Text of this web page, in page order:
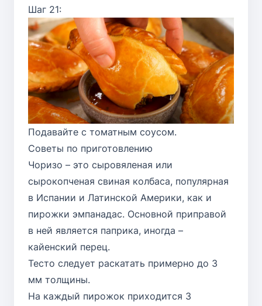
Шаг 21:
Подавайте с томатным соусом.
Советы по приготовлению
Чоризо – это сыровяленая или
сырокопченая свиная колбаса, популярная
в Испании и Латинской Америки, как и
пирожки эмпанадас. Основной приправой
в ней является паприка, иногда –
кайенский перец.
Тесто следует раскатать примерно до 3
мм толщины.
На каждый пирожок приходится 3